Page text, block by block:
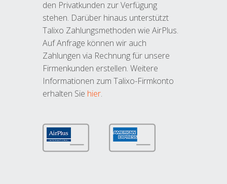
den Privatkunden zur Verfügung
stehen. Darüber hinaus unterstützt
Talixo Zahlungsmethoden wie AirPlus.
Auf Anfrage können wir auch
Zahlungen via Rechnung für unsere
Firmenkunden erstellen. Weitere
Informationen zum Talixo-Firmkonto
erhalten Sie hier.